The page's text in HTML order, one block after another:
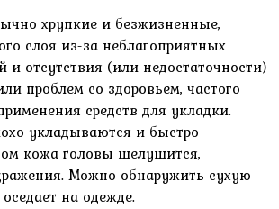
хрупкие и безжизненные,
слоя из-за неблагоприятных
и отсутствия (или недостаточности)
проблем со здоровьем, частого
средств для укладки.
укладываются и быстро
кожа головы шелушится,
Можно обнаружить сухую
на одежде.